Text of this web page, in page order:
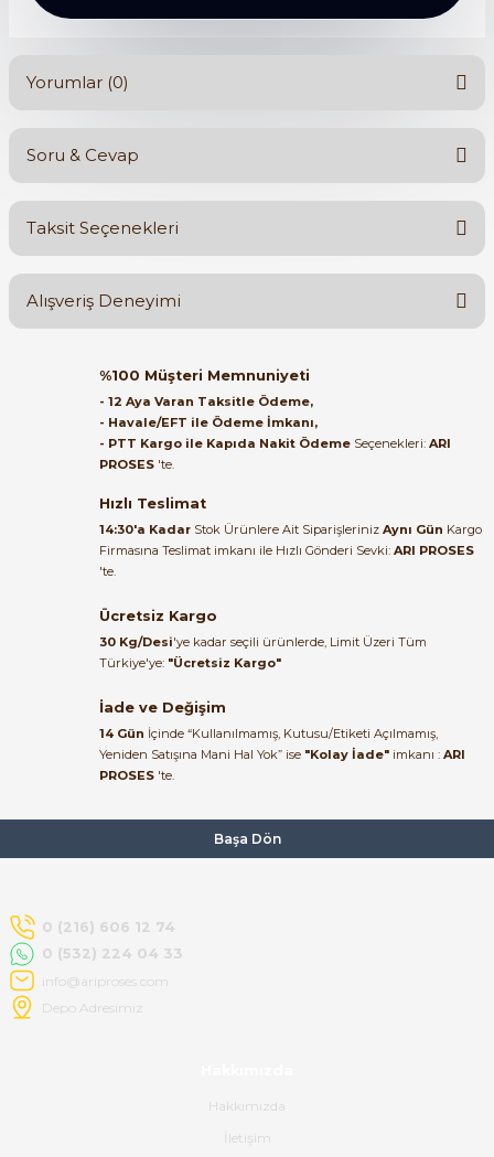
Yorumlar (0)
Bu ürüne ilk yorumu siz yapın!
Soru & Cevap
Ürün hakkında henüz soru sorulmamış.
Taksit Seçenekleri
Alışveriş Deneyimi
Orijinal kutusuyla ertesi gün
ulaştı elimize. Teşekkürler.
B... A... | 27/06/2026
bundan mehmet bey ilgi ve
alakası için teşekkür ederim
muhammed demirci |
Ürün elime eksiksiz ve hasarsız
ulaştı. Paketleme özenliydi,
Kemal Toktaş | 20/06/2026
problemsiz geçti.
Kemal Toktaş | 20/06/2026
Havale ile odeme yaptim ve
tedirgindim ama saticinin
sonrasindaki iletisim ve
bilgilendirmesinden cok
memnun kaldim. Kesinlikle
tavsiye ederim.
%100 Müşteri Memnuniyeti
- 12 Aya Varan Taksitle Ödeme,
- Havale/EFT ile Ödeme İmkanı,
- PTT Kargo ile Kapıda Nakit Ödeme Seçenekleri: ARI
PROSES 'te.
Hızlı Teslimat
14:30'a Kadar Stok Ürünlere Ait Siparişleriniz Aynı Gün Kargo
Firmasına Teslimat imkanı ile Hızlı Gönderi Sevki: ARI PROSES
'te.
Ücretsiz Kargo
30 Kg/Desi'ye kadar seçili ürünlerde, Limit Üzeri Tüm
Türkiye'ye: "Ücretsiz Kargo"
İade ve Değişim
14 Gün İçinde “Kullanılmamış, Kutusu/Etiketi Açılmamış,
Yeniden Satışına Mani Hal Yok” ise "Kolay İade" imkanı : ARI
PROSES 'te.
Başa Dön
0 (216) 606 12 74
0 (532) 224 04 33
info@ariproses.com
Depo Adresimiz
Hakkımızda
İletişim